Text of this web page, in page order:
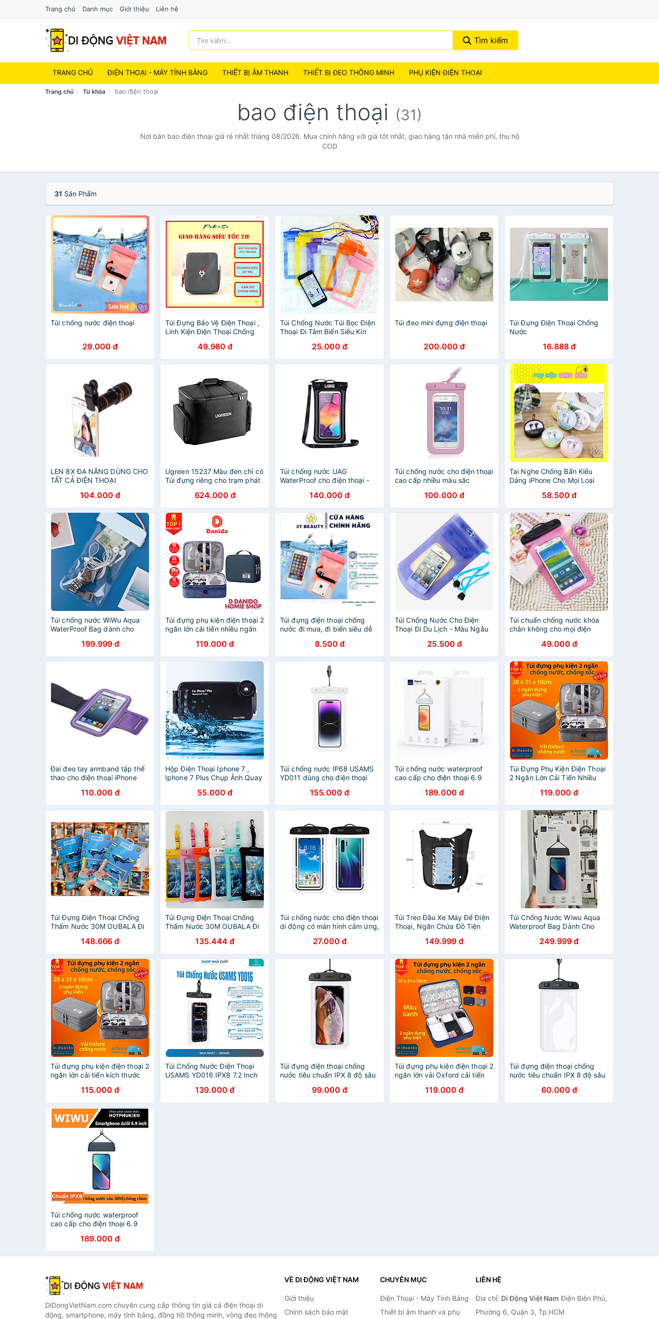
Trang chủ Danh mục Giới thiệu Liên hệ
Tìm kiếm
TRANG CHỦ ĐIỆN THOẠI - MÁY TÍNH BẢNG THIẾT BỊ ÂM THANH THIẾT BỊ ĐEO THÔNG MINH PHỤ KIỆN ĐIỆN THOẠI
Trang chủ Từ khóa bao điện thoại
bao điện thoại (31)
Nơi bán bao điện thoại giá rẻ nhất tháng 08/2026. Mua chính hãng với giá tốt nhất, giao hàng tận nhà miễn phí, thu hộ
COD
31 Sản Phẩm
Túi chống nước điện thoại
29.000 đ
Túi Đựng Bảo Vệ Điện Thoại ,
Linh Kiện Điện Thoại Chống
49.980 đ
Túi Chống Nước Túi Bọc Điện
Thoại Đi Tắm Biển Siêu Kín
25.000 đ
Túi đeo mini đựng điện thoại
200.000 đ
Túi Đựng Điện Thoại Chống
Nước
16.888 đ
LEN 8X ĐA NĂNG DÙNG CHO
TẤT CẢ ĐIỆN THOẠI
104.000 đ
Ugreen 15237 Màu đen chỉ có
Túi đựng riêng cho trạm phát
GS1200 1200W cao cấp
không bao gồm trạm sạc
LP667 20015237 - Hàng
chính hãng
624.000 đ
Túi chống nước UAG
WaterProof cho điện thoại -
140.000 đ
Túi chống nước cho điện thoại
cao cấp nhiều màu sắc
100.000 đ
Tai Nghe Chống Bẩn Kiểu
Dáng iPhone Cho Mọi Loại
58.500 đ
Túi chống nước WiWu Aqua
WaterProof Bag dành cho
199.999 đ
Túi đựng phụ kiện điện thoại 2
ngăn lớn cải tiến nhiều ngăn
đựng bảo vệ phụ kiện điện
thoại máy tính bảng cao cấp
chính hãng D Danido
119.000 đ
Túi đựng điện thoại chống
nước đi mưa, đi biển siêu dễ
8.500 đ
Túi Chống Nước Cho Điện
Thoại Đi Du Lịch - Màu Ngẫu
25.500 đ
Túi chuẩn chống nước khóa
chân không cho mọi điện
hồng) - H_Shop_VN
49.000 đ
Đai đeo tay armband tập thể
thao cho điện thoại iPhone
- H_Shop_VN110.000 đ
Hộp Điện Thoại Iphone 7 ,
Iphone 7 Plus Chụp Ảnh Quay
55.000 đ
Túi chống nước IP68 USAMS
YD011 dùng cho điện thoại
Hàng Chính Hãng
155.000 đ
Túi chống nước waterproof
cao cấp cho điện thoại 6.9
nước IPx8 hiệu WIWU
189.000 đ
Túi Đựng Phụ Kiện Điện Thoại
2 Ngăn Lớn Cải Tiến Nhiều
Sốc - Hàng Chính Hãng D
Danido
119.000 đ
Túi Đựng Điện Thoại Chống
Thấm Nước 30M OUBALA Đi
Thước Iphone, Samsung -
hàng chính hãng
148.666 đ
Túi Đựng Điện Thoại Chống
Thấm Nước 30M OUBALA Đi
Thước Iphone, Samsung -
hàng chính hãng
135.444 đ
Túi chống nước cho điện thoại
di động có màn hình cảm ứng,
27.000 đ
Túi Treo Đầu Xe Máy Để Điện
Thoại, Ngăn Chứa Đồ Tiện
Nước Tuyệt Đối - hàng nhập
khẩu
149.999 đ
Túi Chống Nước Wiwu Aqua
Waterproof Bag Dành Cho
Suốt Cao, Cảm Ứng Nhạy,
Chống Nước - Hàng Chính
Hãng
249.999 đ
Túi đựng phụ kiện điện thoại 2
ngăn lớn cải tiến kích thước
chống sốc - Hàng chính hãng
D Danido
115.000 đ
Túi Chống Nước Điện Thoại
USAMS YD016 IPX8 7.2 Inch
Tuyệt Đối, Có Dây Đeo Tháo
Rời - Hàng Chính Hãng
139.000 đ
Túi đựng điện thoại chống
nước tiêu chuẩn IPX 8 độ sâu
6.5 inch UGREEN 60959
50919 - Hàng chính hãng
99.000 đ
Túi đựng phụ kiện điện thoại 2
ngăn lớn vải Oxford cải tiến
chống nước, chống sốc -
Hàng chính hãng D Danido
119.000 đ
Túi đựng điện thoại chống
nước tiêu chuẩn IPX 8 độ sâu
từ 4 đến 6.5 inch Ugreen
959OL60959PK Hàng chính
60.000 đ
Túi chống nước waterproof
cao cấp cho điện thoại 6.9
nước IPx8 hiệu WIWU Aqua
không ảnh hưởng chất lượng
ảnh chụp quay video - hàng
189.000 đ
DiDongVietNam.com chuyên cung cấp thông tin giá cả điện thoại di
động, smartphone, máy tính bảng, đồng hồ thông minh, vòng đeo thông
VỀ DI ĐỘNG VIỆT NAM
Giới thiệu
Chính sách bảo mật
CHUYÊN MỤC
Điện Thoại - Máy Tính Bảng
Thiết bị âm thanh và phụ
LIÊN HỆ
Địa chỉ: Di Động Việt Nam Điện Biên Phủ,
Phường 6, Quận 3, Tp.HCM